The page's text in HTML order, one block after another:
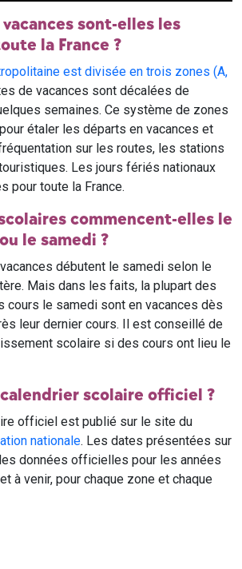
sont-elles les
la France ?
est divisée en trois zones (A,
de vacances sont décalées de
semaines. Ce système de zones
étaler les départs en vacances et
sur les routes, les stations
Les jours fériés nationaux
pour toute la France.
commencent-elles le
le samedi ?
débutent le samedi selon le
Mais dans les faits, la plupart des
cours le samedi sont en vacances dès
leur dernier cours. Il est conseillé de
scolaire si des cours ont lieu le
scolaire officiel ?
officiel est publié sur le site du
nationale. Les dates présentées sur
données officielles pour les années
à venir, pour chaque zone et chaque